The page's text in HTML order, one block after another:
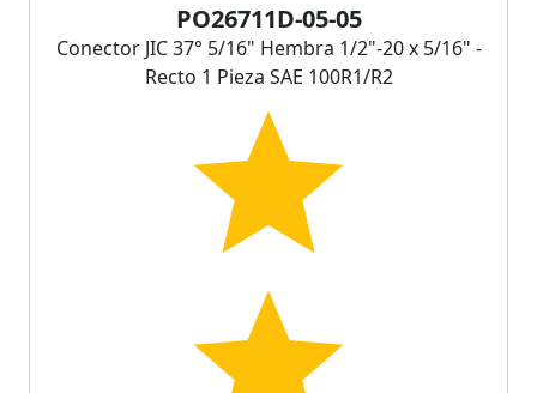
PO26711D-05-05
Conector JIC 37° 5/16" Hembra 1/2"-20 x 5/16" -
Recto 1 Pieza SAE 100R1/R2